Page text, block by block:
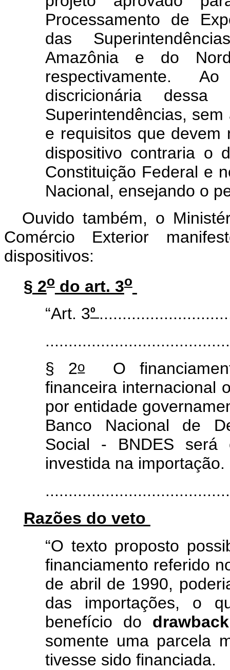
Processamento de
das
Amazônia e do
respectivamente.
discricionária dessa
Superintendências,
e requisitos que devem
dispositivo contraria o
Constituição Federal e
Nacional, ensejando o
Ouvido também, o
Comércio Exterior
dispositivos:
§ 2odo art. 3o
“Art. 3º
§ 2oO
financeira internacional
por entidade
Banco Nacional de
Social - BNDES será
investida na importação.
Razões do veto
“O texto proposto
financiamento referido
de abril de 1990,
das importações, o
benefício do drawback
somente uma parcela
tivesse sido financiada.